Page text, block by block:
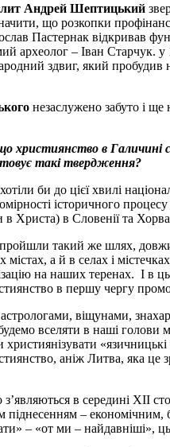
Андрей Шептицький
що розкопки
Пастернак відкривав
– Іван Старчук. у
здвиг, який пробудив
незаслужено забуто і ще
в Галичині
такі твердження?
би до цієї хвилі
історичного
Христа) в Словенії та
такий же шлях,
а й в селах і
на наших теренах. І
в першу чергу
віщунами,
вселяти в наші голови
аніж Литва, яка
в середині ХІІ
–
– «от ми – найдавніші»,